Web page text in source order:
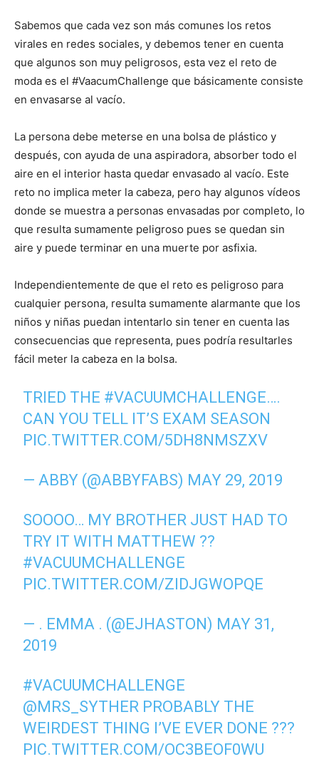
Sabemos que cada vez son más comunes los retos
virales en redes sociales, y debemos tener en cuenta
que algunos son muy peligrosos, esta vez el reto de
moda es el #VaacumChallenge que básicamente consiste
en envasarse al vacío.
La persona debe meterse en una bolsa de plástico y
después, con ayuda de una aspiradora, absorber todo el
aire en el interior hasta quedar envasado al vacío. Este
reto no implica meter la cabeza, pero hay algunos vídeos
donde se muestra a personas envasadas por completo, lo
que resulta sumamente peligroso pues se quedan sin
aire y puede terminar en una muerte por asfixia.
Independientemente de que el reto es peligroso para
cualquier persona, resulta sumamente alarmante que los
niños y niñas puedan intentarlo sin tener en cuenta las
consecuencias que representa, pues podría resultarles
fácil meter la cabeza en la bolsa.
TRIED THE #VACUUMCHALLENGE….
CAN YOU TELL IT’S EXAM SEASON
PIC.TWITTER.COM/5DH8NMSZXV
— ABBY (@ABBYFABS) MAY 29, 2019
SOOOO… MY BROTHER JUST HAD TO
TRY IT WITH MATTHEW ??
#VACUUMCHALLENGE
PIC.TWITTER.COM/ZIDJGWOPQE
— . EMMA . (@EJHASTON) MAY 31,
2019
#VACUUMCHALLENGE
@MRS_SYTHER PROBABLY THE
WEIRDEST THING I’VE EVER DONE ???
PIC.TWITTER.COM/OC3BEOF0WU